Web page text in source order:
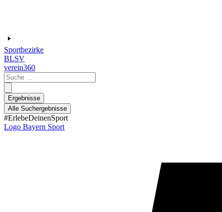
Sportbezirke
BLSV
verein360
Search
...
Ergebnisse
Alle Suchergebnisse
#ErlebeDeinenSport
Logo Bayern Sport